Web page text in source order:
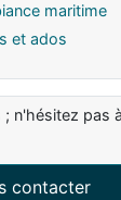
maritime
et ados
n'hésitez pas
contacter